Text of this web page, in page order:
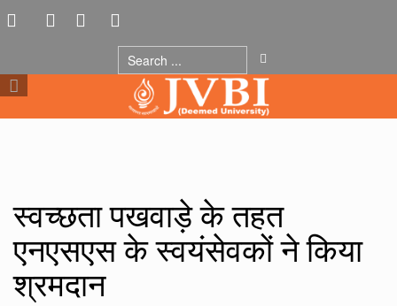
स्वच्छता पखवाड़े के तहत
एनएसएस के स्वयंसेवकों ने किया
श्रमदान